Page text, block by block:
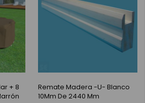
+ 8
Remate Madera -U- Blanco
10Mm De 2440 Mm